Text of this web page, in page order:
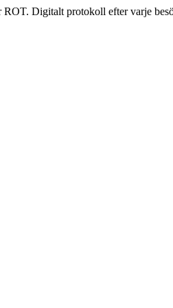
ROT. Digitalt protokoll efter varje